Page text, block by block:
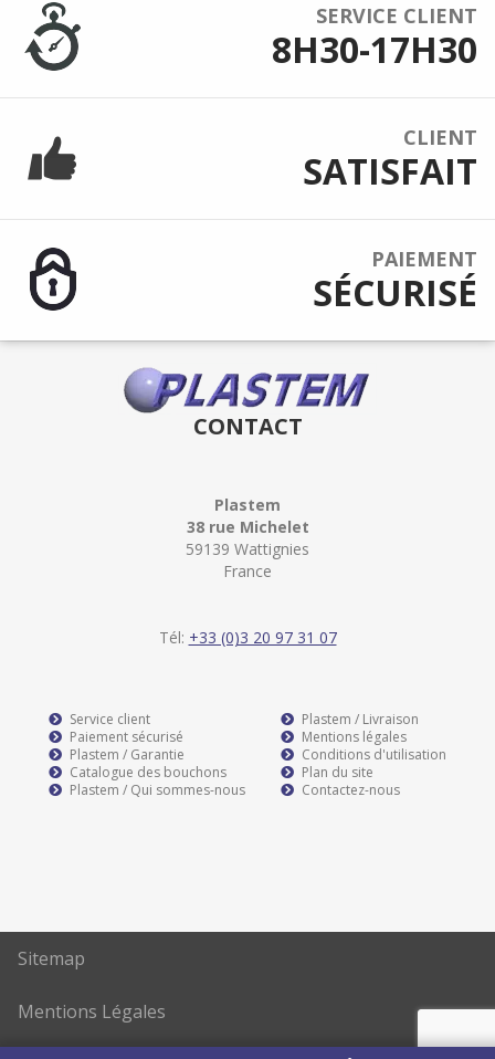
SERVICE CLIENT
8H30-17H30
CLIENT
SATISFAIT
PAIEMENT
SÉCURISÉ
CONTACT
Plastem
38 rue Michelet
59139 Wattignies
France
Tél: +33 (0)3 20 97 31 07
Service client
Paiement sécurisé
Plastem / Garantie
Catalogue des bouchons
Plastem / Qui sommes-nous
Plastem / Livraison
Mentions légales
Conditions d'utilisation
Plan du site
Contactez-nous
Sitemap
Mentions Légales